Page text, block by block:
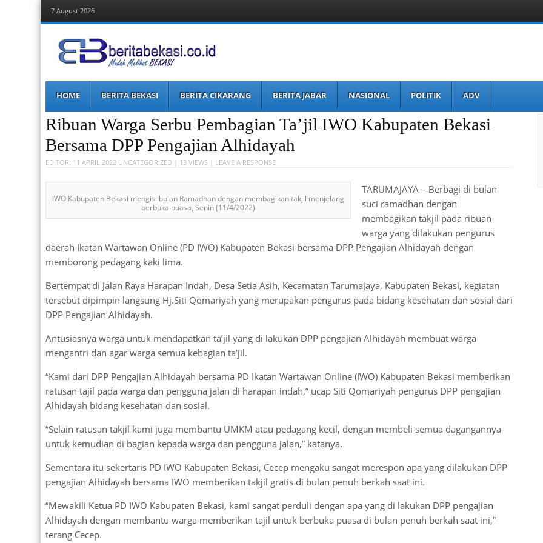
7 August 2026
Berita Bekasi
Mudah Melihat Bekasi
Menu
content
HOME BERITA BEKASI BERITA CIKARANG BERITA JABAR NASIONAL POLITIK ADV
Ribuan Warga Serbu Pembagian Ta’jil IWO Kabupaten Bekasi
Bersama DPP Pengajian Alhidayah
EDITOR: 11 APRIL 2022 UNCATEGORIZED | 13 VIEWS | LEAVE A RESPONSE
IWO Kabupaten Bekasi mengisi bulan Ramadhan dengan membagikan takjil menjelang
berbuka puasa, Senin (11/4/2022)
TARUMAJAYA – Berbagi di bulan
suci ramadhan dengan
membagikan takjil pada ribuan
warga yang dilakukan pengurus
daerah Ikatan Wartawan Online (PD IWO) Kabupaten Bekasi bersama DPP Pengajian Alhidayah dengan
memborong pedagang kaki lima.
Bertempat di Jalan Raya Harapan Indah, Desa Setia Asih, Kecamatan Tarumajaya, Kabupaten Bekasi, kegiatan
tersebut dipimpin langsung Hj.Siti Qomariyah yang merupakan pengurus pada bidang kesehatan dan sosial dari
DPP Pengajian Alhidayah.
Antusiasnya warga untuk mendapatkan ta’jil yang di lakukan DPP pengajian Alhidayah membuat warga
mengantri dan agar warga semua kebagian ta’jil.
“Kami dari DPP Pengajian Alhidayah bersama PD Ikatan Wartawan Online (IWO) Kabupaten Bekasi memberikan
ratusan tajil pada warga dan pengguna jalan di harapan indah,” ucap Siti Qomariyah pengurus DPP pengajian
Alhidayah bidang kesehatan dan sosial.
“Selain ratusan takjil kami juga membantu UMKM atau pedagang kecil, dengan membeli semua dagangannya
untuk kemudian di bagian kepada warga dan pengguna jalan,” katanya.
Sementara itu sekertaris PD IWO Kabupaten Bekasi, Cecep mengaku sangat merespon apa yang dilakukan DPP
pengajian Alhidayah bersama IWO memberikan takjil gratis di bulan penuh berkah saat ini.
“Mewakili Ketua PD IWO Kabupaten Bekasi, kami sangat perduli dengan apa yang di lakukan DPP pengajian
Alhidayah dengan membantu warga memberikan tajil untuk berbuka puasa di bulan penuh berkah saat ini,”
terang Cecep.